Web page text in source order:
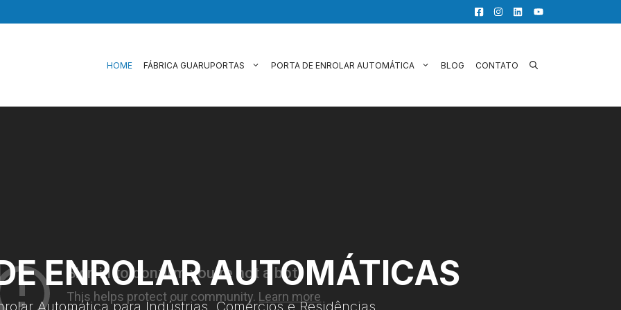
HOME FÁBRICA GUARUPORTAS PORTA DE ENROLAR AUTOMÁTICA BLOG CONTATO
ENROLAR AUTOMÁTICAS
Automática para Indústrias, Comércios e Residências.